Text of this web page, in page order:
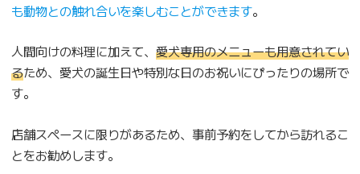
も動物との触れ合いを楽しむことができます。
人間向けの料理に加えて、 愛犬専用のメニューも用意されてい
るため、愛犬の誕生日や特別な日のお祝いにぴったりの場所で
す。
店舗スペースに限りがあるため、事前予約をしてから訪れるこ
とをお勧めします。